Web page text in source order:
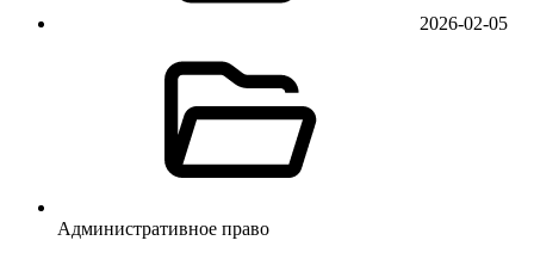
2026-02-05
Административное право